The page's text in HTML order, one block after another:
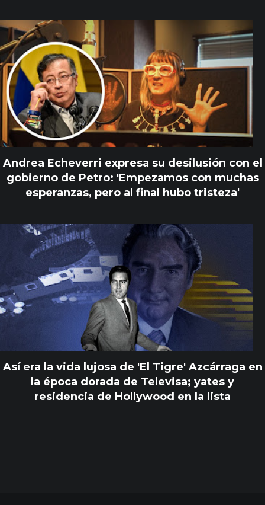
Andrea Echeverri expresa su desilusión con el
gobierno de Petro: 'Empezamos con muchas
esperanzas, pero al final hubo tristeza'
Así era la vida lujosa de 'El Tigre' Azcárraga en
la época dorada de Televisa; yates y
residencia de Hollywood en la lista